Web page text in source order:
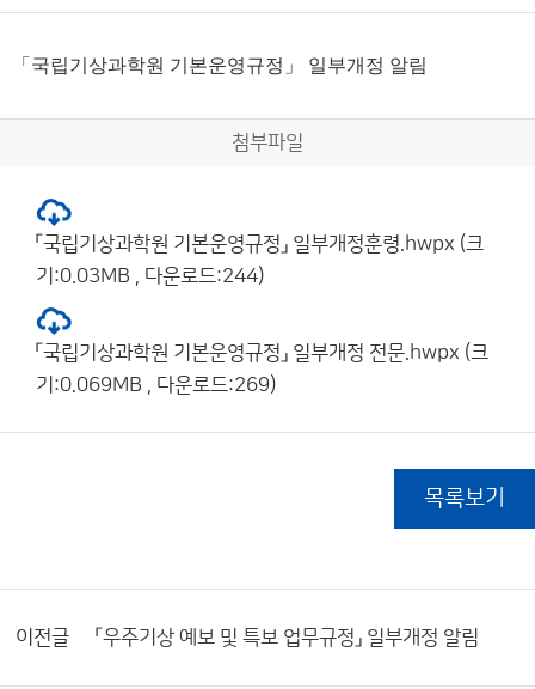
「국립기상과학원 기본운영규정」 일부개정 알림
첨부파일
「국립기상과학원 기본운영규정」 일부개정훈령.hwpx (크
기:0.03MB , 다운로드:244)
「국립기상과학원 기본운영규정」 일부개정 전문.hwpx (크
기:0.069MB , 다운로드:269)
목록보기
이전글 「우주기상 예보 및 특보 업무규정」 일부개정 알림